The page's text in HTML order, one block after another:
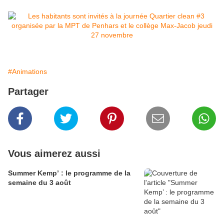
#Animations
Partager
Vous aimerez aussi
Summer Kemp’ : le programme de la
semaine du 3 août